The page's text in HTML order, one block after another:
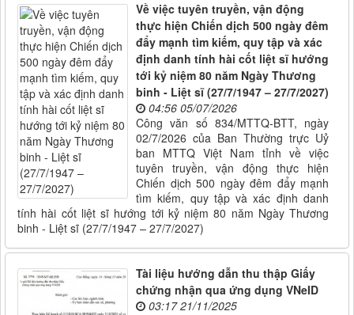
Về việc tuyên truyền, vận động
thực hiện Chiến dịch 500 ngày đêm
đẩy mạnh tìm kiếm, quy tập và xác
định danh tính hài cốt liệt sĩ hướng
tới kỷ niệm 80 năm Ngày Thương
binh - Liệt sĩ (27/7/1947 – 27/7/2027)
04:56 05/07/2026
Công văn số 834/MTTQ-BTT, ngày
02/7/2026 của Ban Thường trực Uỷ
ban MTTQ Việt Nam tỉnh về việc
tuyên truyền, vận động thực hiện
Chiến dịch 500 ngày đêm đẩy mạnh
tìm kiếm, quy tập và xác định danh
tính hài cốt liệt sĩ hướng tới kỷ niệm 80 năm Ngày Thương
binh - Liệt sĩ (27/7/1947 – 27/7/2027)
Tài liệu hướng dẫn thu thập Giấy
chứng nhận qua ứng dụng VNeID
03:17 21/11/2025